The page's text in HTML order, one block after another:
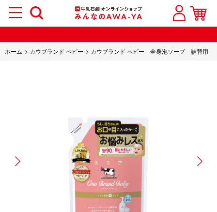
ホーム > カウブランド ベビー > カウブランド ベビー 全身泡ソープ 詰替用